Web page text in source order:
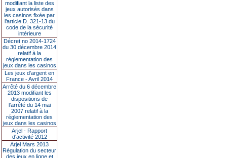
modifiant la liste des
jeux autorisés dans
les casinos fixée par
l’article D. 321-13 du
code de la sécurité
intérieure
Décret no 2014-1724
du 30 décembre 2014
relatif à la
réglementation des
jeux dans les casinos
Les jeux d’argent en
France - Avril 2014
Arrêté du 6 décembre
2013 modifiant les
dispositions de
l’arrêté du 14 mai
2007 relatif à la
réglementation des
jeux dans les casinos
Arjel - Rapport
d'activité 2012
Arjel Mars 2013
Régulation du secteur
des jeux en ligne et